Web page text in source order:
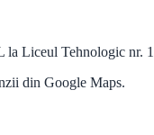
Tehnologic nr. 1
din Google Maps.